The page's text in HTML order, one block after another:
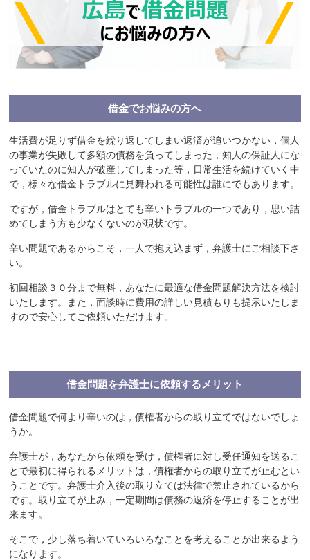
借金でお悩みの方へ
生活費が足りず借金を繰り返してしまい返済が追いつかない，個人
の事業が失敗して多額の債務を負ってしまった，知人の保証人にな
っていたのに知人が破産してしまった等，日常生活を続けていく中
で，様々な借金トラブルに見舞われる可能性は誰にでもあります。
ですが，借金トラブルはとても辛いトラブルの一つであり，思い詰
めてしまう方も少なくないのが現状です。
辛い問題であるからこそ，一人で抱え込まず，弁護士にご相談下さ
い。
初回相談３０分まで無料，あなたに最適な借金問題解決方法を検討
いたします。また，面談時に費用の詳しい見積もりも提示いたしま
すので安心してご依頼いただけます。
借金問題を弁護士に依頼するメリット
借金問題で何より辛いのは，債権者からの取り立てではないでしょ
うか。
弁護士が，あなたから依頼を受け，債権者に対し受任通知を送るこ
とで最初に得られるメリットは，債権者からの取り立てが止むとい
うことです。弁護士介入後の取り立ては法律で禁止されているから
です。取り立てが止み，一定期間は債務の返済を停止することが出
来ます。
そこで，少し落ち着いていろいろなことを考えることが出来るよう
になります。